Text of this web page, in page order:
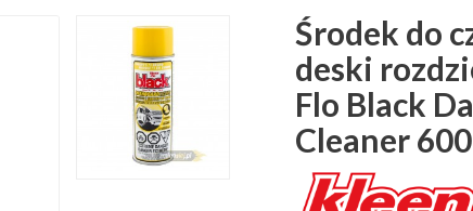
Środek do
deski
Flo Black
Cleaner